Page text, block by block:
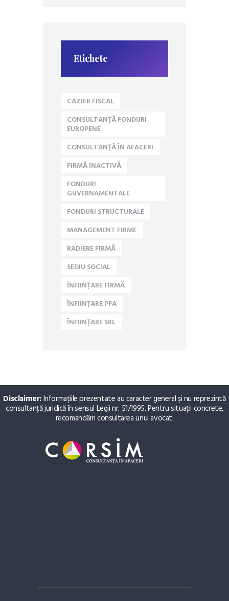
Etichete
CAZIER FISCAL
CONSULTANȚĂ FONDURI
EUROPENE
CONSULTANȚĂ ÎN AFACERI
FIRMĂ INACTIVĂ
FONDURI
GUVERNAMENTALE
FONDURI STRUCTURALE
MANAGEMENT FIRME
RADIERE FIRMĂ
SEDIU SOCIAL
ÎNFIINȚARE FIRMĂ
ÎNFIINȚARE PFA
ÎNFIINȚARE SRL
Disclaimer:Informațiile prezentate au caracter general și nu reprezintă
consultanță juridică în sensul Legii nr. 51/1995. Pentru situații concrete,
recomandăm consultarea unui avocat.